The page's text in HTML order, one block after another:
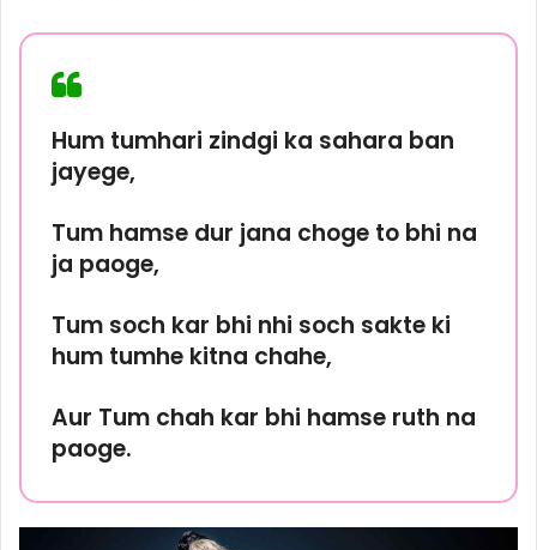
Hum tumhari zindgi ka sahara ban
jayege,
Tum hamse dur jana choge to bhi na
ja paoge,
Tum soch kar bhi nhi soch sakte ki
hum tumhe kitna chahe,
Aur Tum chah kar bhi hamse ruth na
paoge.